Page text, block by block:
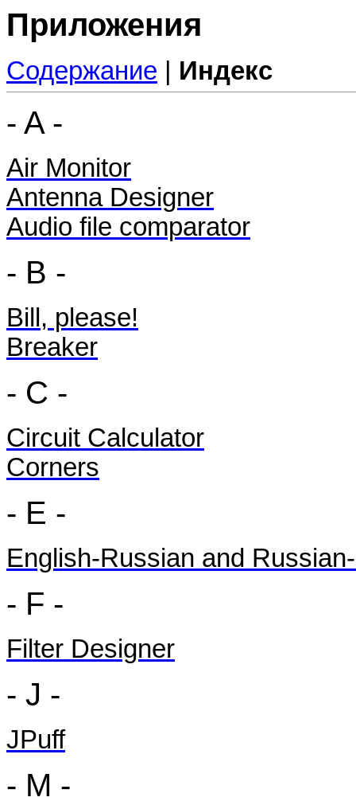
Приложения
Содержание Индекс
- A -
Air Monitor
Antenna Designer
Audio file comparator
- B -
Bill, please!
Breaker
- C -
Circuit Calculator
Corners
- E -
English-Russian and
- F -
Filter Designer
- J -
JPuff
- M -